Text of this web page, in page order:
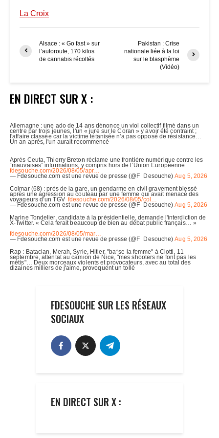
La Croix
Alsace : « Go fast » sur
l’autoroute, 170 kilos
de cannabis récoltés
Pakistan : Crise
nationale liée à la loi
sur le blasphème
(Vidéo)
EN DIRECT SUR X :
FDESOUCHE SUR LES RÉSEAUX
SOCIAUX
EN DIRECT SUR X :